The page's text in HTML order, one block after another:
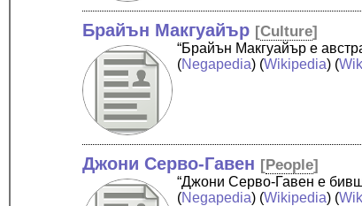
Брайън Макгуайър [Culture]
“Брайън Макгуайър е
(Negapedia) (Wikipedia) (
Джони Серво-Гавен [People]
“Джони Серво-Гавен е
(Negapedia) (Wikipedia) (